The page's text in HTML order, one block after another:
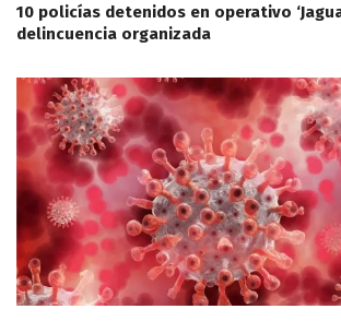
10 policías detenidos en operativo
delincuencia organizada